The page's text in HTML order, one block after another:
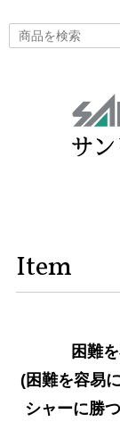
Item
困難
(困難を容易
シャーに勝